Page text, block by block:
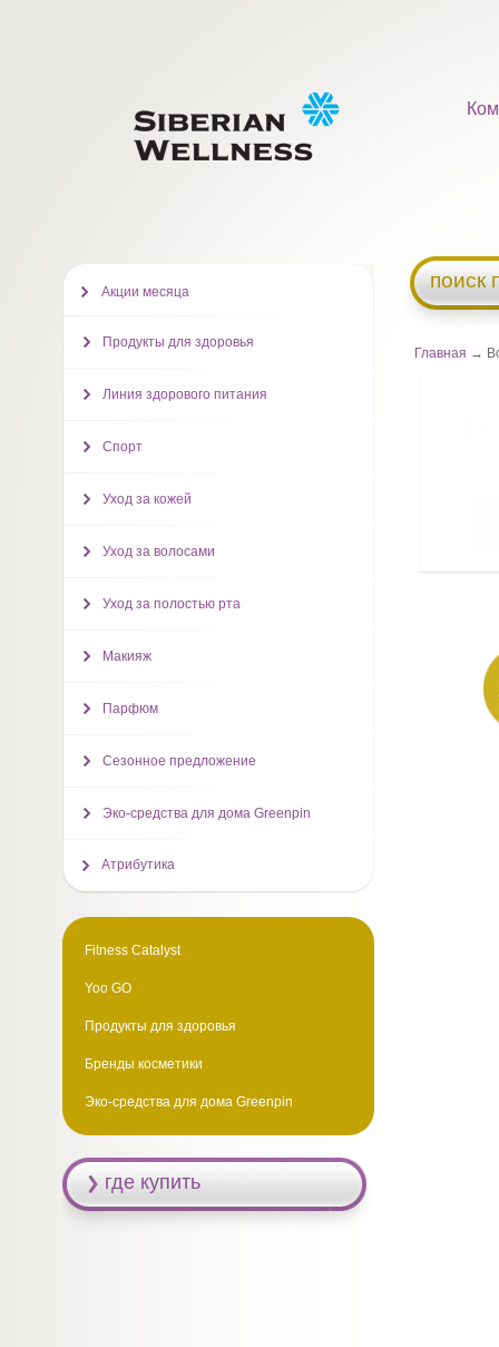
поиск
Главная →
Акции месяца
Продукты для здоровья
Линия здорового питания
Спорт
Уход за кожей
Уход за волосами
Уход за полостью рта
Макияж
Парфюм
Сезонное предложение
Эко-средства для дома Greenpin
Атрибутика
Fitness Catalyst
Yoo GO
Продукты для здоровья
Бренды косметики
Эко-средства для дома Greenpin
где купить